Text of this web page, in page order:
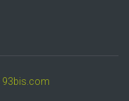
93bis.com